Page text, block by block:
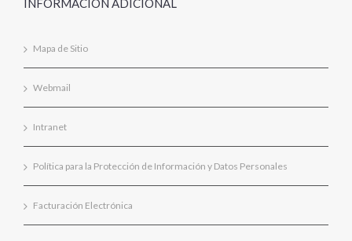
INFORMACIÓN ADICIONAL
Mapa de Sitio
Webmail
Intranet
Política para la Protección de Información y Datos Personales
Facturación Electrónica